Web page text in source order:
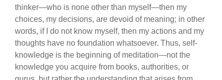
thinker—who is none other than myself—then my
choices, my decisions, are devoid of meaning; in other
words, if I do not know myself, then my actions and my
thoughts have no foundation whatsoever. Thus, self-
knowledge is the beginning of meditation—not the
knowledge you acquire from books, authorities, or